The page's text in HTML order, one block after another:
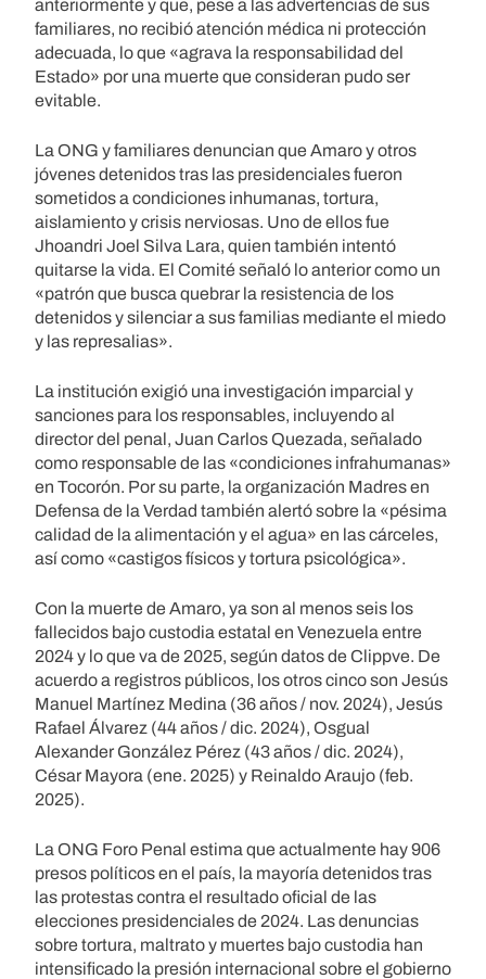
anteriormente y que, pese a las advertencias de sus
familiares, no recibió atención médica ni protección
adecuada, lo que «agrava la responsabilidad del
Estado» por una muerte que consideran pudo ser
evitable.
La ONG y familiares denuncian que Amaro y otros
jóvenes detenidos tras las presidenciales fueron
sometidos a condiciones inhumanas, tortura,
aislamiento y crisis nerviosas. Uno de ellos fue
Jhoandri Joel Silva Lara, quien también intentó
quitarse la vida. El Comité señaló lo anterior como un
«patrón que busca quebrar la resistencia de los
detenidos y silenciar a sus familias mediante el miedo
y las represalias».
La institución exigió una investigación imparcial y
sanciones para los responsables, incluyendo al
director del penal, Juan Carlos Quezada, señalado
como responsable de las «condiciones infrahumanas»
en Tocorón. Por su parte, la organización Madres en
Defensa de la Verdad también alertó sobre la «pésima
calidad de la alimentación y el agua» en las cárceles,
así como «castigos físicos y tortura psicológica».
Con la muerte de Amaro, ya son al menos seis los
fallecidos bajo custodia estatal en Venezuela entre
2024 y lo que va de 2025, según datos de Clippve. De
acuerdo a registros públicos, los otros cinco son Jesús
Manuel Martínez Medina (36 años / nov. 2024), Jesús
Rafael Álvarez (44 años / dic. 2024), Osgual
Alexander González Pérez (43 años / dic. 2024),
César Mayora (ene. 2025) y Reinaldo Araujo (feb.
2025).
La ONG Foro Penal estima que actualmente hay 906
presos políticos en el país, la mayoría detenidos tras
las protestas contra el resultado oficial de las
elecciones presidenciales de 2024. Las denuncias
sobre tortura, maltrato y muertes bajo custodia han
intensificado la presión internacional sobre el gobierno